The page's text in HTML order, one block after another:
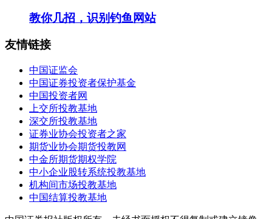
教你几招，识别钓鱼网站
友情链接
中国证监会
中国证券投资者保护基金
中国投资者网
上交所投教基地
深交所投教基地
证券业协会投资者之家
期货业协会期货投教网
中金所期货期权学院
中小企业股转系统投教基地
机构间市场投教基地
中国结算投教基地